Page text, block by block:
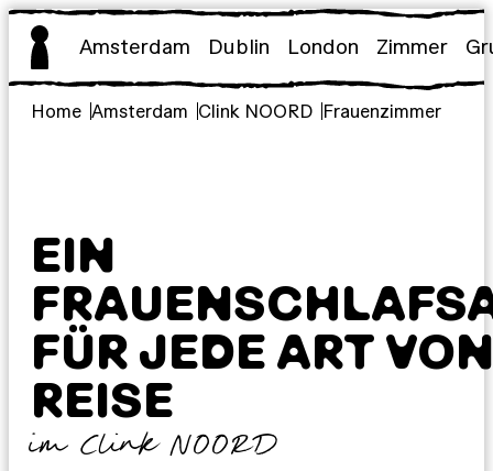
Zum
Inhalt
springen
Amsterdam Dublin London Zimmer
Home Amsterdam Clink NOORD Frauenzimmer
EIN
FÜR JEDE ART VON
REISE
im Clink NOORD